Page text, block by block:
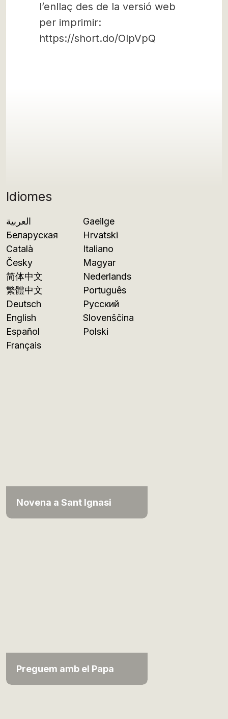
Idiomes
العربية
Беларуская
Català
Česky
简体中文
繁體中文
Deutsch
English
Español
Français
Gaeilge
Hrvatski
Italiano
Magyar
Nederlands
Português
Русский
Slovenščina
Polski
Novena a Sant Ignasi
Preguem amb el Papa
l’enllaç des de la versió web
per imprimir:
https://short.do/OlpVpQ